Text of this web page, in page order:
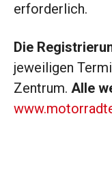
erforderlich.
Die
jeweiligen
Zentrum. Alle